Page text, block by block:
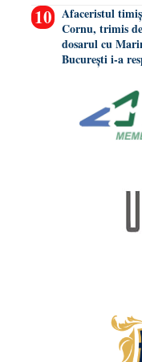
Afaceristul
Cornu, trimis
dosarul cu
București i-a